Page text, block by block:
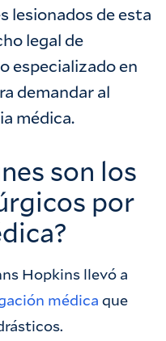
lesionados de esta
legal de
especializado en
demandar al
médica.
son los
por
Hopkins llevó a
médica que